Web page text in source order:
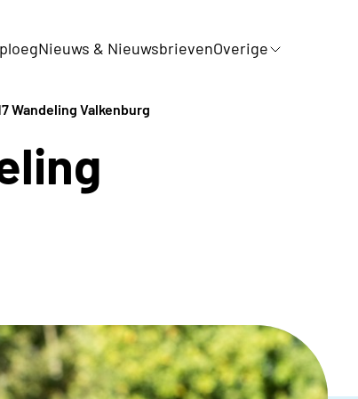
Nieuws & NieuwsbrievenOverige
Wandeling Valkenburg